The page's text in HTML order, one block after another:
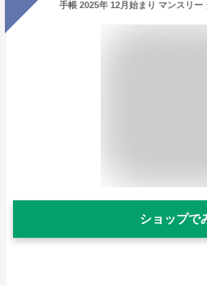
ショップで